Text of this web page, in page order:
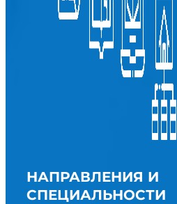
НАПРАВЛЕНИЯ И
СПЕЦИАЛЬНОСТИ